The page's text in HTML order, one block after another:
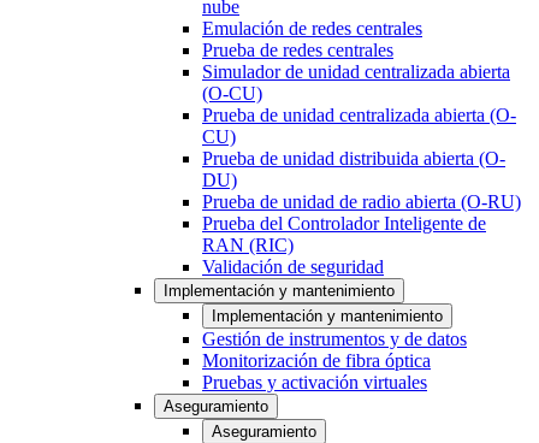
nube
Emulación de redes centrales
Prueba de redes centrales
Simulador de unidad centralizada abierta
(O-CU)
Prueba de unidad centralizada abierta (O-
CU)
Prueba de unidad distribuida abierta (O-
DU)
Prueba de unidad de radio abierta (O-RU)
Prueba del Controlador Inteligente de
RAN (RIC)
Validación de seguridad
Implementación y mantenimiento
Implementación y mantenimiento
Gestión de instrumentos y de datos
Monitorización de fibra óptica
Pruebas y activación virtuales
Aseguramiento
Aseguramiento